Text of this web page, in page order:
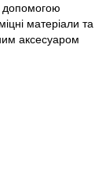
допомогою
матеріали та
аксесуаром